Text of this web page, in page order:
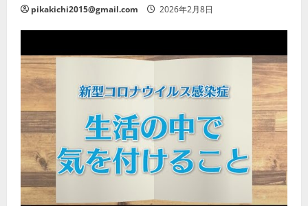
pikakichi2015@gmail.com 2026年2月8日